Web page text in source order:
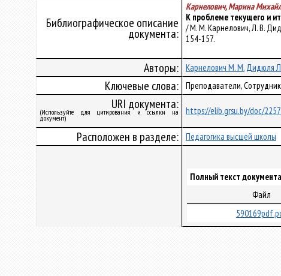
Библиографическое описание
документа:
Карнелович, Марина
К проблеме текущего и
/ М. М. Карнелович, Л. В.
154-157.
Авторы: Карнелович М. М. Дидюля
Ключевые слова: Преподаватели,
URI документа:
(Используйте для цитирования и ссылки на
документ)
https://elib.grsu.by/doc/
Расположен в разделе: Педагогика высшей школы
Полный текст
Файл